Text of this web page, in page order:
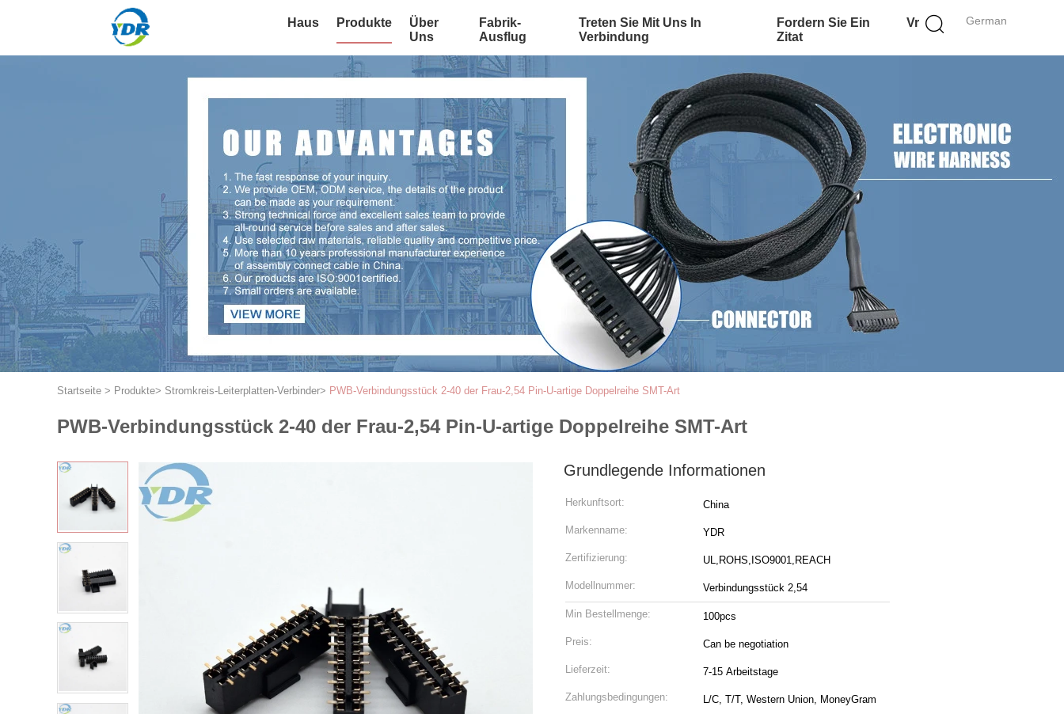
German
Haus Produkte
Über
Uns
Fabrik-
Ausflug
Treten Sie Mit Uns In
Verbindung
Fordern Sie Ein
Zitat
Vr
Startseite > Produkte> Stromkreis-Leiterplatten-Verbinder> PWB-Verbindungsstück 2-40 der Frau-2,54 Pin-U-artige Doppelreihe SMT-Art
PWB-Verbindungsstück 2-40 der Frau-2,54 Pin-U-artige Doppelreihe SMT-Art
Grundlegende Informationen
Herkunftsort: China
Markenname: YDR
Zertifizierung: UL,ROHS,ISO9001,REACH
Modellnummer: Verbindungsstück 2,54
Min Bestellmenge: 100pcs
Preis: Can be negotiation
Lieferzeit: 7-15 Arbeitstage
Zahlungsbedingungen: L/C, T/T, Western Union, MoneyGram